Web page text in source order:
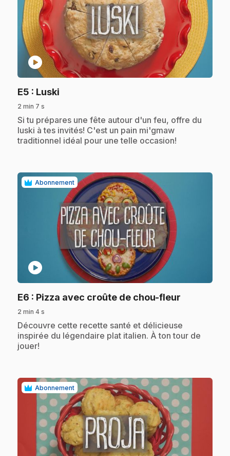
play_circle
E5 : Luski
2 min 7 s
.Si tu prépares une fête autour d'un feu, offre du
luski à tes invités! C'est un pain mi'gmaw
traditionnel idéal pour une telle occasion!
Abonnement
play_circle
E6 : Pizza avec croûte de chou-fleur
2 min 4 s
.Découvre cette recette santé et délicieuse
inspirée du légendaire plat italien. À ton tour de
jouer!
Abonnement